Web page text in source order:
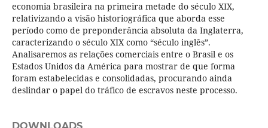
economia brasileira na primeira metade do século XIX,
relativizando a visão historiográfica que aborda esse
período como de preponderância absoluta da Inglaterra,
caracterizando o século XIX como “século inglês”.
Analisaremos as relações comerciais entre o Brasil e os
Estados Unidos da América para mostrar de que forma
foram estabelecidas e consolidadas, procurando ainda
deslindar o papel do tráfico de escravos neste processo.